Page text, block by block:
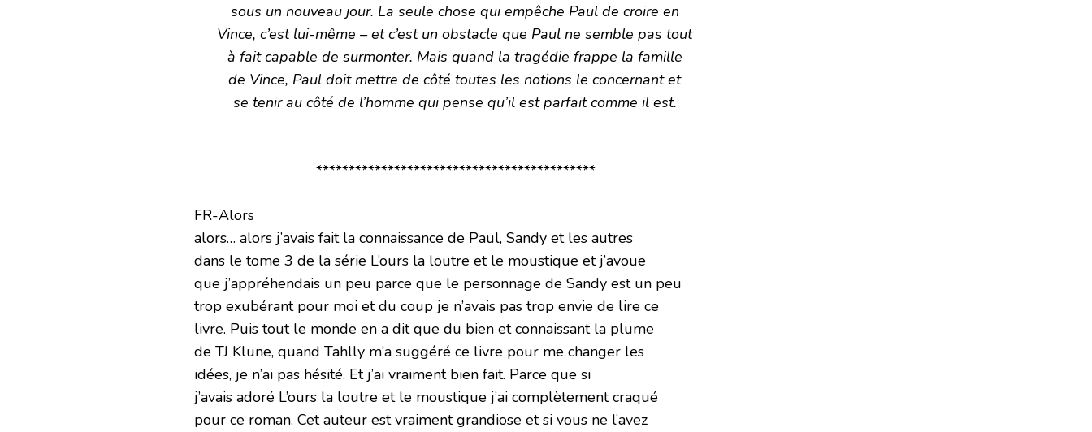
sous un nouveau jour. La seule chose qui empêche Paul de croire en
Vince, c’est lui-même – et c’est un obstacle que Paul ne semble pas tout
à fait capable de surmonter. Mais quand la tragédie frappe la famille
de Vince, Paul doit mettre de côté toutes les notions le concernant et
se tenir au côté de l’homme qui pense qu’il est parfait comme il est.
*******************************************
FR-Alors
alors… alors j’avais fait la connaissance de Paul, Sandy et les autres
dans le tome 3 de la série L’ours la loutre et le moustique et j’avoue
que j’appréhendais un peu parce que le personnage de Sandy est un peu
trop exubérant pour moi et du coup je n’avais pas trop envie de lire ce
livre. Puis tout le monde en a dit que du bien et connaissant la plume
de TJ Klune, quand Tahlly m’a suggéré ce livre pour me changer les
idées, je n’ai pas hésité. Et j’ai vraiment bien fait. Parce que si
j’avais adoré L’ours la loutre et le moustique j’ai complètement craqué
pour ce roman. Cet auteur est vraiment grandiose et si vous ne l’avez